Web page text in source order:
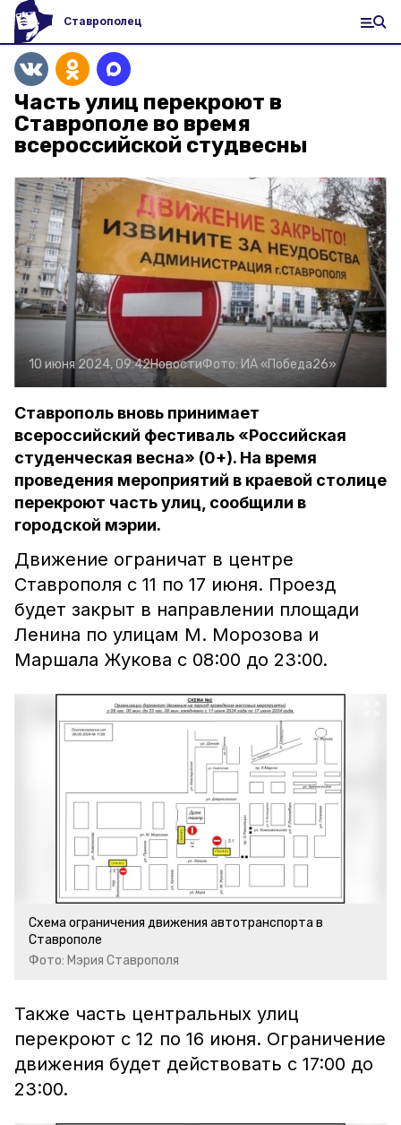
Ставрополец
Часть улиц перекроют в
Ставрополе во время
всероссийской студвесны
10 июня 2024, 09:42НовостиФото: ИА «Победа26»
Ставрополь вновь принимает
всероссийский фестиваль «Российская
студенческая весна» (0+). На время
проведения мероприятий в краевой столице
перекроют часть улиц, сообщили в
городской мэрии.
Движение ограничат в центре
Ставрополя с 11 по 17 июня. Проезд
будет закрыт в направлении площади
Ленина по улицам М. Морозова и
Маршала Жукова с 08:00 до 23:00.
Схема ограничения движения автотранспорта в
Ставрополе
Фото: Мэрия Ставрополя
Также часть центральных улиц
перекроют с 12 по 16 июня. Ограничение
движения будет действовать с 17:00 до
23:00.